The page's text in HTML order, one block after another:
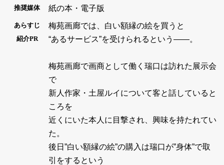
推奨媒体 紙の本・電子版
あらすじ
紹介PR
梅苑画廊では、白い額縁の絵を買うと
“あるサービス”を受けられるという――。
梅苑画廊で画商として働く瑞口は訪れた展示会
で
新人作家・土屋ルイについて客と話していると
ころを
近くにいた本人に目撃され、興味を持たれてい
た。
後日”白い額縁の絵”の購入は瑞口が”身体”で取
引をするという